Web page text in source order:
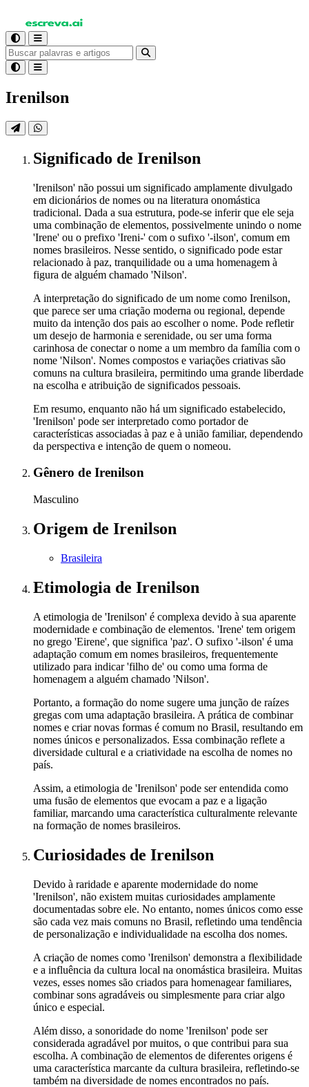
Irenilson
Significado de Irenilson
'Irenilson' não possui um significado amplamente divulgado
em dicionários de nomes ou na literatura onomástica
tradicional. Dada a sua estrutura, pode-se inferir que ele seja
uma combinação de elementos, possivelmente unindo o nome
'Irene' ou o prefixo 'Ireni-' com o sufixo '-ilson', comum em
nomes brasileiros. Nesse sentido, o significado pode estar
relacionado à paz, tranquilidade ou a uma homenagem à
figura de alguém chamado 'Nilson'.
A interpretação do significado de um nome como Irenilson,
que parece ser uma criação moderna ou regional, depende
muito da intenção dos pais ao escolher o nome. Pode refletir
um desejo de harmonia e serenidade, ou ser uma forma
carinhosa de conectar o nome a um membro da família com o
nome 'Nilson'. Nomes compostos e variações criativas são
comuns na cultura brasileira, permitindo uma grande liberdade
na escolha e atribuição de significados pessoais.
Em resumo, enquanto não há um significado estabelecido,
'Irenilson' pode ser interpretado como portador de
características associadas à paz e à união familiar, dependendo
da perspectiva e intenção de quem o nomeou.
Gênero de Irenilson
Masculino
Origem de Irenilson
Brasileira
Etimologia de Irenilson
A etimologia de 'Irenilson' é complexa devido à sua aparente
modernidade e combinação de elementos. 'Irene' tem origem
no grego 'Eirene', que significa 'paz'. O sufixo '-ilson' é uma
adaptação comum em nomes brasileiros, frequentemente
utilizado para indicar 'filho de' ou como uma forma de
homenagem a alguém chamado 'Nilson'.
Portanto, a formação do nome sugere uma junção de raízes
gregas com uma adaptação brasileira. A prática de combinar
nomes e criar novas formas é comum no Brasil, resultando em
nomes únicos e personalizados. Essa combinação reflete a
diversidade cultural e a criatividade na escolha de nomes no
país.
Assim, a etimologia de 'Irenilson' pode ser entendida como
uma fusão de elementos que evocam a paz e a ligação
familiar, marcando uma característica culturalmente relevante
na formação de nomes brasileiros.
Curiosidades de Irenilson
Devido à raridade e aparente modernidade do nome
'Irenilson', não existem muitas curiosidades amplamente
documentadas sobre ele. No entanto, nomes únicos como esse
são cada vez mais comuns no Brasil, refletindo uma tendência
de personalização e individualidade na escolha dos nomes.
A criação de nomes como 'Irenilson' demonstra a flexibilidade
e a influência da cultura local na onomástica brasileira. Muitas
vezes, esses nomes são criados para homenagear familiares,
combinar sons agradáveis ou simplesmente para criar algo
único e especial.
Além disso, a sonoridade do nome 'Irenilson' pode ser
considerada agradável por muitos, o que contribui para sua
escolha. A combinação de elementos de diferentes origens é
uma característica marcante da cultura brasileira, refletindo-se
também na diversidade de nomes encontrados no país.